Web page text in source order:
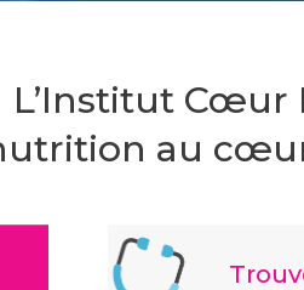
L’Institut Cœur
au